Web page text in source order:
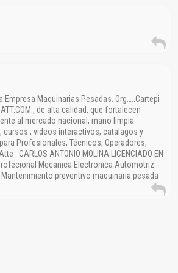
Maquinarias Pesadas. Org…..Cartepi
de alta calidad, que fortalecen
al mercado nacional, mano limpia
, videos interactivos, catalagos y
Profesionales, Técnicos, Operadores,
ANTONIO MOLINA LICENCIADO EN
Mecanica Electronica Automotriz.
preventivo maquinaria pesada